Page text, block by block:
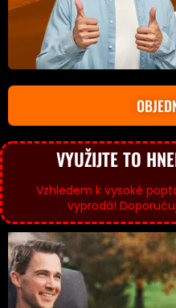
VYUŽIJTE TO
Vzhledem k vysoké
vyprodá!